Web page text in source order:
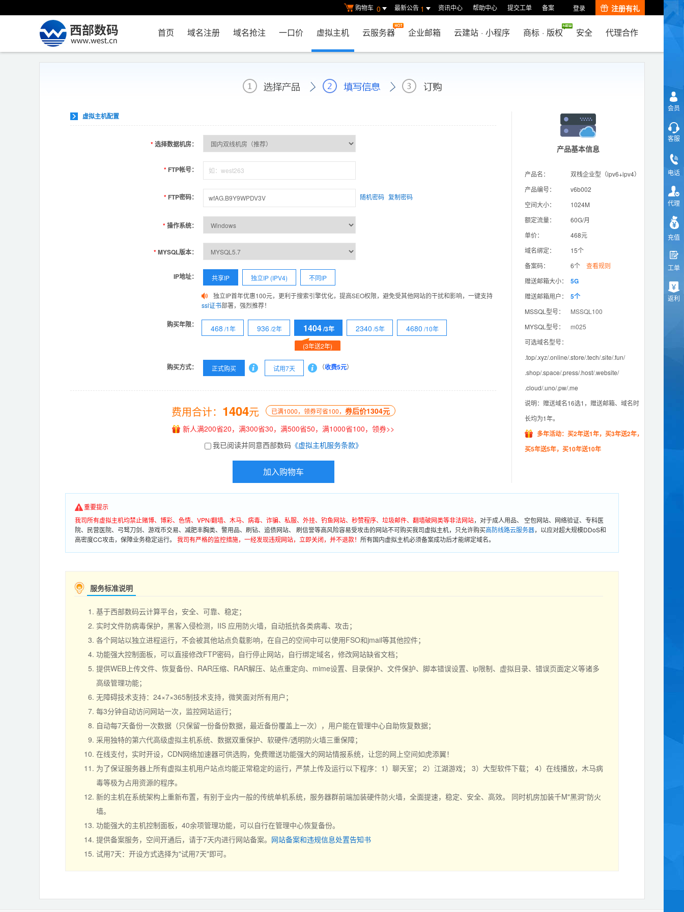
购物车 0 最新公告 1 资讯中心 帮助中心 提交工单 备案 登录 注册有礼
首页 域名注册 域名抢注 一口价 虚拟主机 云服务器 企业邮箱 云建站 · 小程序 商标 · 版权 安全 代理合作
产品基本信息
产品名：
双栈企业型（ipv6+ipv4）
产品编号：
v6b002
空间大小：
1024M
额定流量：
60G/月
单价：
468元
域名绑定：
15个
备案码：
6个 查看规则
赠送邮箱大小：
5G
赠送邮箱用户： 5个
MSSQL型号：
MSSQL100
MYSQL型号：
m025
可选域名型号：
.top/.xyz/.online/.store/.tech/.site/.fun/
.shop/.space/.press/.host/.website/
.cloud/.uno/.pw/.me
说明：赠送域名16选1，赠送邮箱、域名时
长均为1年。
多年活动：买2年送1年，买3年送2年，
买5年送5年，买10年送10年
虚拟主机配置
*选择数据机房：
* FTP帐号：
* FTP密码： 随机密码 复制密码
*操作系统：
*MYSQL版本：
IP地址： 共享IP 独立IP (IPV4) 不同IP
独立IP首年优惠100元，更利于搜索引擎优化，提高SEO权限，避免受其他网站的干扰和影响，一键支持
ssl证书部署，强烈推荐！
购买年限： 468 /1年 936 /2年 1404/3年
(3年送2年)
2340 /5年 4680 /10年
购买方式： 正式购买 试用7天 （收费5元）
费用合计： 1404元 已满1000，领券可省100， 券后价1304元
新人满200省20，满300省30，满500省50，满1000省100，领券>>
我已阅读并同意西部数码 《虚拟主机服务条款》
加入购物车
重要提示
我司所有虚拟主机均禁止赌博、博彩、色情、VPN/翻墙、木马、病毒、诈骗、私服、外挂、钓鱼网站、秒赞程序、垃圾邮件、翻墙破网类等非法网站，对于成人用品、 空包网站、网络验证、专科医
院、民营医院、弓驽刀剑、游戏币交易、减肥丰胸类、警用品、刷钻、追债网站、 刷信誉等高风险容易受攻击的网站不可购买我司虚拟主机，只允许购买高防线路云服务器，以应对超大规模DDoS和
高密度CC攻击，保障业务稳定运行。 我司有严格的监控措施，一经发现违规网站，立即关闭，并不退款！ 所有国内虚拟主机必须备案成功后才能绑定域名。
服务标准说明
基于西部数码云计算平台，安全、可靠、稳定；
实时文件防病毒保护，黑客入侵检测，IIS 应用防火墙，自动抵抗各类病毒、攻击；
各个网站以独立进程运行，不会被其他站点负载影响，在自己的空间中可以使用FSO和jmail等其他控件；
功能强大控制面板，可以直接修改FTP密码，自行停止网站，自行绑定域名，修改网站缺省文档；
提供WEB上传文件、恢复备份、RAR压缩、RAR解压、站点重定向、mime设置、目录保护、文件保护、脚本错误设置、ip限制、虚拟目录、错误页面定义等诸多
高级管理功能；
无障碍技术支持：24×7×365制技术支持，微笑面对所有用户；
每3分钟自动访问网站一次，监控网站运行；
自动每7天备份一次数据（只保留一份备份数据，最近备份覆盖上一次），用户能在管理中心自助恢复数据；
采用独特的第六代高级虚拟主机系统、数据双重保护、软硬件/透明防火墙三重保障；
在线支付，实时开设，CDN网络加速器可供选购，免费赠送功能强大的网站情报系统，让您的网上空间如虎添翼！
为了保证服务器上所有虚拟主机用户站点均能正常稳定的运行，严禁上传及运行以下程序：1）聊天室； 2）江湖游戏； 3）大型软件下载； 4）在线播放，木马病
毒等极为占用资源的程序。
新的主机在系统架构上重新布置，有别于业内一般的传统单机系统，服务器群前端加装硬件防火墙，全面提速，稳定、安全、高效。 同时机房加装千M"黑洞"防火
墙。
功能强大的主机控制面板，40余项管理功能，可以自行在管理中心恢复备份。
提供备案服务，空间开通后，请于7天内进行网站备案。 网站备案和违规信息处置告知书
试用7天：开设方式选择为"试用7天"即可。
会员
客服
电话
代理
充值
工单
返利